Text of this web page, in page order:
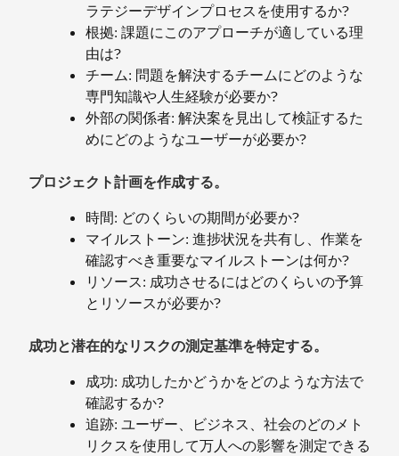
ラテジーデザインプロセスを使用するか?
根拠: 課題にこのアプローチが適している理
由は?
チーム: 問題を解決するチームにどのような
専門知識や人生経験が必要か?
外部の関係者: 解決案を見出して検証するた
めにどのようなユーザーが必要か?
プロジェクト計画を作成する。
時間: どのくらいの期間が必要か?
マイルストーン: 進捗状況を共有し、作業を
確認すべき重要なマイルストーンは何か?
リソース: 成功させるにはどのくらいの予算
とリソースが必要か?
成功と潜在的なリスクの測定基準を特定する。
成功: 成功したかどうかをどのような方法で
確認するか?
追跡: ユーザー、ビジネス、社会のどのメト
リクスを使用して万人への影響を測定できる